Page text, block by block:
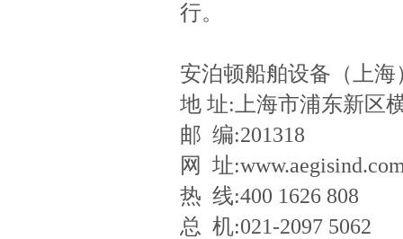
行。
安泊顿船舶设备（上海
地 址: 上海市浦东新区
邮 编:201318
网
址:
热 线:400 1626 808
总 机:021-2097 5062